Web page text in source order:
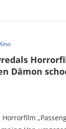
Dämon